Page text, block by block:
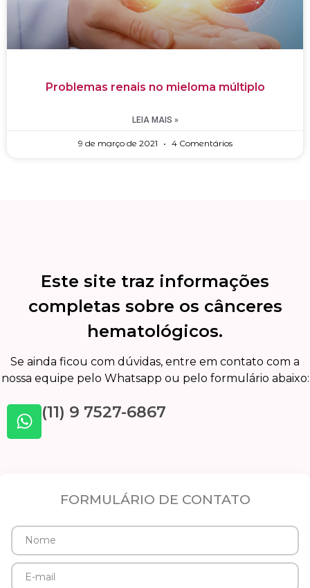
Problemas renais no mieloma múltiplo
LEIA MAIS »
9 de março de 2021 4 Comentários
Este site traz informações
completas sobre os cânceres
hematológicos.
Se ainda ficou com dúvidas, entre em contato com a
nossa equipe pelo Whatsapp ou pelo formulário abaixo:
(11) 9 7527-6867
FORMULÁRIO DE CONTATO
Nome